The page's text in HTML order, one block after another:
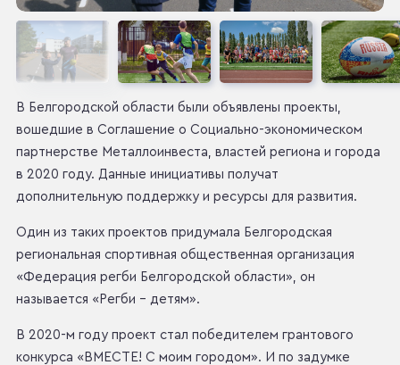
В Белгородской области были объявлены проекты,
вошедшие в Соглашение о Социально-экономическом
партнерстве Металлоинвеста, властей региона и города
в 2020 году. Данные инициативы получат
дополнительную поддержку и ресурсы для развития.
Один из таких проектов придумала Белгородская
региональная спортивная общественная организация
«Федерация регби Белгородской области», он
называется «Регби – детям».
В 2020-м году проект стал победителем грантового
конкурса «ВМЕСТЕ! С моим городом». И по задумке